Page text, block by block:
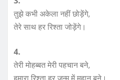
तुझे कभी अकेला नहीं छोड़ेंगे,
तेरे साथ हर रिश्ता जोड़ेंगे।
4.
तेरी मोहब्बत मेरी पहचान बने,